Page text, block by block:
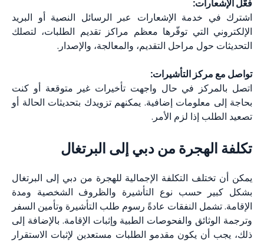
فعّل الإشعارات:
اشترك في خدمة الإشعارات عبر الرسائل النصية أو البريد
الإلكتروني التي توفّرها معظم مراكز تقديم الطلبات، لتصلك
التحديثات حول مراحل التقديم، والمعالجة، والإصدار.
تواصل مع مركز التأشيرات:
اتصل بالمركز في حال واجهت تأخيرات غير متوقعة أو كنت
بحاجة إلى معلومات إضافية. يمكنهم تزويدك بتحديثات الحالة أو
تصعيد الطلب إذا لزم الأمر.
تكلفة الهجرة من دبي إلى البرتغال
يمكن أن تختلف التكلفة الإجمالية للهجرة من دبي إلى البرتغال
بشكل كبير حسب نوع التأشيرة والظروف الشخصية ومدة
الإقامة. تشمل النفقات عادةً رسوم طلب التأشيرة وتأمين السفر
وترجمة الوثائق والفحوصات الطبية وإثبات الإقامة. بالإضافة إلى
ذلك، يجب أن يكون مقدمو الطلبات مستعدين لإثبات الاستقرار